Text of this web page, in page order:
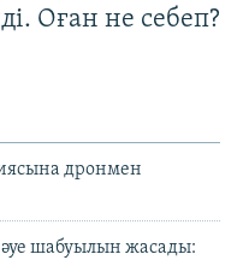
Оған не себеп?
дронмен
әуе шабуылын жасады: